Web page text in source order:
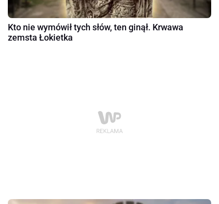
Kto nie wymówił tych słów, ten ginął. Krwawa
zemsta Łokietka